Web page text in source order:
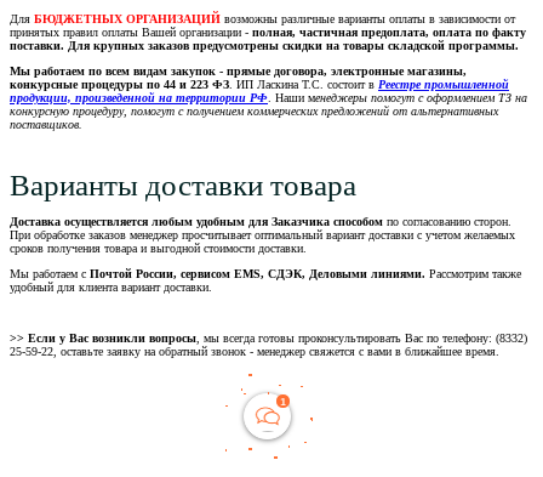
Для БЮДЖЕТНЫХ ОРГАНИЗАЦИЙ возможны различные варианты оплаты в зависимости от
принятых правил оплаты Вашей организации - полная, частичная предоплата, оплата по факту
поставки. Для крупных заказов предусмотрены скидки на товары складской программы.
Мы работаем по всем видам закупок - прямые договора, электронные магазины,
конкурсные процедуры по 44 и 223 ФЗ. ИП Ласкина Т.С. состоит в Реестре промышленной
продукции, произведенной на территории РФ. Наши менеджеры помогут с оформлением ТЗ на
конкурсную процедуру, помогут с получением коммерческих предложений от альтернативных
поставщиков.
Варианты доставки товара
Доставка осуществляется любым удобным для Заказчика способом по согласованию сторон.
При обработке заказов менеджер просчитывает оптимальный вариант доставки с учетом желаемых
сроков получения товара и выгодной стоимости доставки.
Мы работаем с Почтой России, сервисом EMS, СДЭК, Деловыми линиями. Рассмотрим также
удобный для клиента вариант доставки.
>> Если у Вас возникли вопросы, мы всегда готовы проконсультировать Вас по телефону: (8332)
25-59-22, оставьте заявку на обратный звонок - менеджер свяжется с вами в ближайшее время.